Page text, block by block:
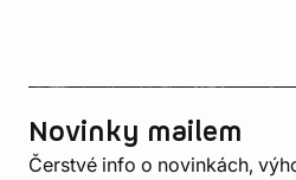
Novinky mailem
Čerstvé info o novinkách,